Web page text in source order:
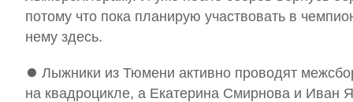
потому что пока планирую участвовать в
нему здесь.
⏺ Лыжники из Тюмени активно проводят
на квадроцикле, а Екатерина Смирнова и Иван